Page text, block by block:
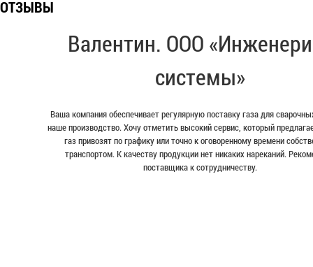
ОТЗЫВЫ
Валентин. ООО
системы»
Ваша компания обеспечивает регулярную поставку газа для
наше производство. Хочу отметить высокий сервис, который
газ привозят по графику или точно к оговоренному времени
транспортом. К качеству продукции нет никаких нареканий.
поставщика к сотрудничеству.